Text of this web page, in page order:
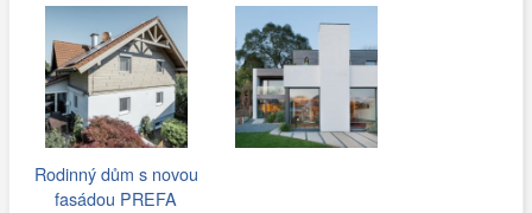
Rodinný dům s novou
fasádou PREFA